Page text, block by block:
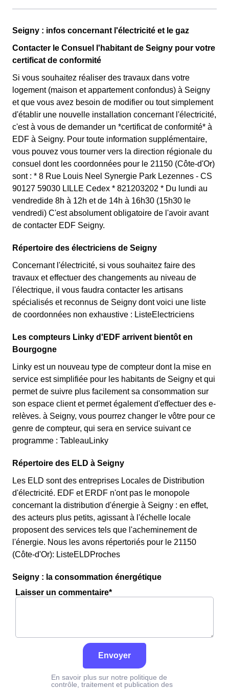
les 100 premiers KWh de chaque mois sont moins
d'électricité si l'on fait attention à sa consommation à
d'électricité de France et est disponible pour les
habitants de Seigny éligibles. 💡🏠
clients habitants de Seigny l'ayant choisie avant 1998.
Elle différencie deux tarifs : pendant 22 jours le prix de
l'électricité est quatre fois plus cher, tandis que tous les
autres jours de l'année, le prix est 20% moins cher par
Seigny : infos concernant l'électricité et le gaz
Contacter le Consuel l'habitant de Seigny pour votre
certificat de conformité
Si vous souhaitez réaliser des travaux dans votre
logement (maison et appartement confondus) à Seigny
et que vous avez besoin de modifier ou tout simplement
d'établir une nouvelle installation concernant l'électricité,
c'est à vous de demander un *certificat de conformité* à
EDF à Seigny. Pour toute information supplémentaire,
vous pouvez vous tourner vers la direction régionale du
consuel dont les coordonnées pour le 21150 (Côte-d'Or)
sont : * 8 Rue Louis Neel Synergie Park Lezennes - CS
90127 59030 LILLE Cedex * 821203202 * Du lundi au
vendredide 8h à 12h et de 14h à 16h30 (15h30 le
vendredi) C'est absolument obligatoire de l'avoir avant
de contacter EDF Seigny.
Répertoire des électriciens de Seigny
Concernant l'électricité, si vous souhaitez faire des
travaux et effectuer des changements au niveau de
l'électrique, il vous faudra contacter les artisans
spécialisés et reconnus de Seigny dont voici une liste
de coordonnées non exhaustive : ListeElectriciens
Les compteurs Linky d'EDF arrivent bientôt en
Bourgogne
Linky est un nouveau type de compteur dont la mise en
service est simplifiée pour les habitants de Seigny et qui
permet de suivre plus facilement sa consommation sur
son espace client et permet également d'effectuer des e-
relèves. à Seigny, vous pourrez changer le vôtre pour ce
genre de compteur, qui sera en service suivant ce
programme : TableauLinky
Répertoire des ELD à Seigny
Les ELD sont des entreprises Locales de Distribution
d'électricité. EDF et ERDF n'ont pas le monopole
concernant la distribution d'énergie à Seigny : en effet,
des acteurs plus petits, agissant à l'échelle locale
proposent des services tels que l'acheminement de
l'énergie. Nous les avons répertoriés pour le 21150
(Côte-d'Or): ListeELDProches
Seigny : la consommation énergétique
Laisser un commentaire*
Envoyer
En savoir plus sur notre politique de
contrôle, traitement et publication des